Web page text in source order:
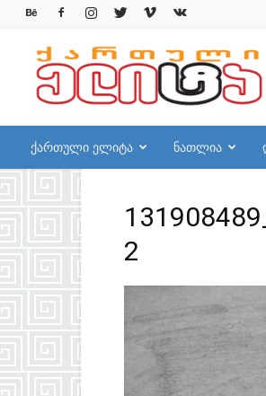
qelite.info
ქართული ელიტა ნათლია
2